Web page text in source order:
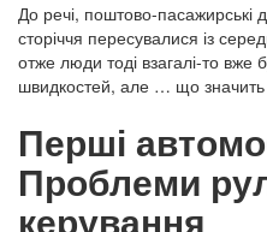
До речі, поштово-пасажирські
сторіччя пересувалися із
отже люди тоді взагалі-то вже
швидкостей, але … що значить
Перші
Проблеми
керування